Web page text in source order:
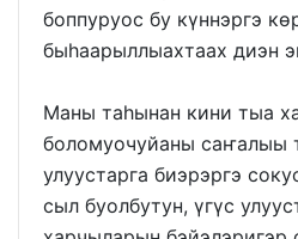
боппуруос бу күннэргэ
быһаарыллыахтаах диэн
Маны таһынан кини тыа
боломуочуйаны саҥалыы
улуустарга биэрэргэ
сыл буолбутун, үгүс